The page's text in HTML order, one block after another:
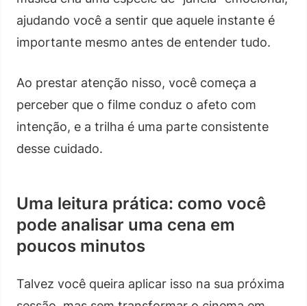
ajudando você a sentir que aquele instante é
importante mesmo antes de entender tudo.
Ao prestar atenção nisso, você começa a
perceber que o filme conduz o afeto com
intenção, e a trilha é uma parte consistente
desse cuidado.
Uma leitura prática: como você
pode analisar uma cena em
poucos minutos
Talvez você queira aplicar isso na sua próxima